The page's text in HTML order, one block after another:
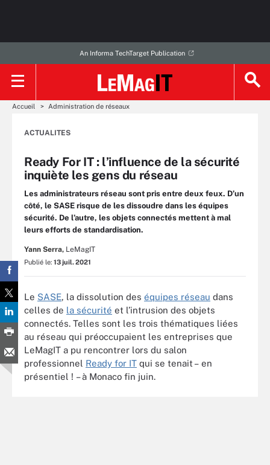
An Informa TechTarget Publication
Accueil Administration de réseaux
ACTUALITES
Ready For IT : l’influence de la sécurité
inquiète les gens du réseau
Les administrateurs réseau sont pris entre deux feux. D’un
côté, le SASE risque de les dissoudre dans les équipes
sécurité. De l’autre, les objets connectés mettent à mal
leurs efforts de standardisation.
Yann Serra, LeMagIT
Publié le: 13 juil. 2021
Le SASE, la dissolution des équipes réseau dans
celles de la sécurité et l’intrusion des objets
connectés. Telles sont les trois thématiques liées
au réseau qui préoccupaient les entreprises que
LeMagIT a pu rencontrer lors du salon
professionnel Ready for IT qui se tenait – en
présentiel ! – à Monaco fin juin.